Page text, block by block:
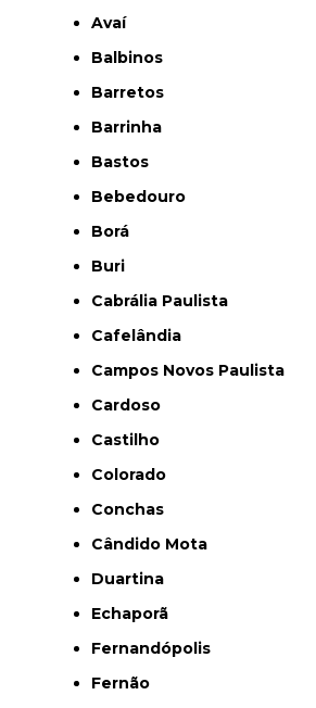
Avaí
Balbinos
Barretos
Barrinha
Bastos
Bebedouro
Borá
Buri
Cabrália Paulista
Cafelândia
Campos Novos Paulista
Cardoso
Castilho
Colorado
Conchas
Cândido Mota
Duartina
Echaporã
Fernandópolis
Fernão